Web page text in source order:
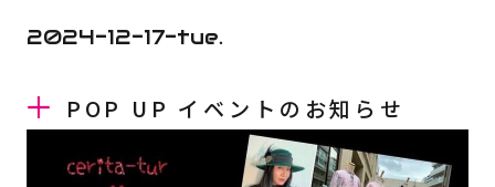
NEWS
2024-12-17-tue.
POP UP イベントのお知らせ